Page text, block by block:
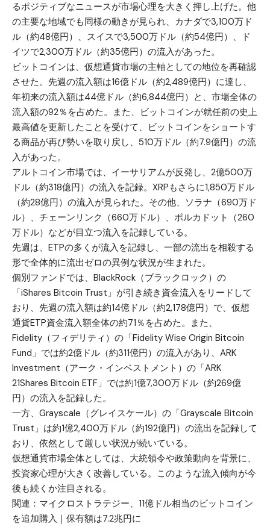
るポジティブなニュースが市場心理を大きく押し上げた。他
の主要な地域でも同様の動きが見られ、カナダで3,100万ド
ル（約48億円）、スイスで3,500万ドル（約54億円）、ド
イツで2,300万ドル（約35億円）の流入があった。
ビットコインは、仮想通貨市場の主軸としての地位を再確認
させた。先週の流入額は16億ドル（約2,489億円）に達し、
年初来の流入額は44億ドル（約6,844億円）と、市場全体の
流入額の92％を占めた。また、ビットコインが就任前の史上
最高値を更新したことを受けて、ビットコインをショートす
る商品が再び勢いを取り戻し、510万ドル（約7.9億円）の流
入があった。
アルトコイン市場では、 イーサリアムが反発し、2億500万
ドル（約318億円）の流入を記録。 XRP もさらに1,850万ドル
（約28億円）の流入が見られた。その他、 ソラナ （690万ド
ル）、チェーンリンク（660万ドル）、ポルカドット（260
万ドル）などが目立つ流入を記録している。
先週は、ETPの多くが流入を記録し、一部の流出を相殺する
形で全体的に流出ゼロの異例な状況が生まれた。
個別ファンドでは、BlackRock（ブラックロック）の
「iShares Bitcoin Trust」が引き続き資金流入をリードして
おり、先週の流入額は約14億ドル（約2,178億円）で、仮想
通貨ETP資金流入額全体の約71％を占めた。また、
Fidelity（フィデリティ）の「Fidelity Wise Origin Bitcoin
Fund」では約2億ドル（約311億円）の流入があり、ARK
Investment（アーク・インベストメント）の「ARK
21Shares Bitcoin ETF」では約1億7,300万ドル（約269億
円）の流入を記録した。
一方、Grayscale（グレイスケール）の「Grayscale Bitcoin
Trust」は約1億2,400万ドル（約192億円）の流出を記録して
おり、依然として厳しい状況が続いている。
仮想通貨市場全体としては、大統領令や政策動向を背景に、
投資家心理が大きく改善している。このような流入傾向が今
後も続くか注目される。
関連： マイクロストラテジー、11億ドル相当のビットコイン
を追加購入｜保有額は7.2兆円に